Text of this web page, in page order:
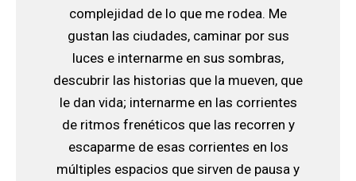
complejidad de lo que me rodea. Me
gustan las ciudades, caminar por sus
luces e internarme en sus sombras,
descubrir las historias que la mueven, que
le dan vida; internarme en las corrientes
de ritmos frenéticos que las recorren y
escaparme de esas corrientes en los
múltiples espacios que sirven de pausa y